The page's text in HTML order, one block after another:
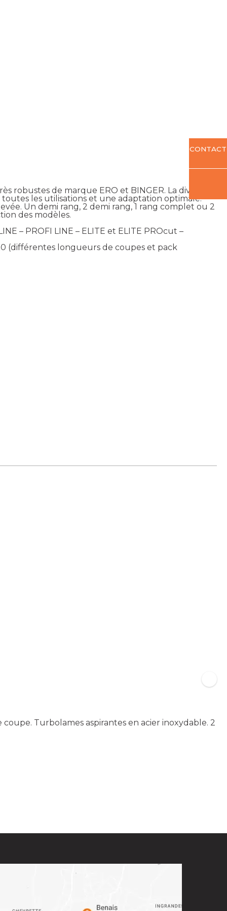
robustes de marque ERO et BINGER. La diversité
les utilisations et une adaptation optimale.
Un demi rang, 2 demi rang, 1 rang complet ou 2
des modèles.
– PROFI LINE – ELITE et ELITE PROcut –
(différentes longueurs de coupes et pack
Turbolames aspirantes en acier inoxydable. 2
CONTACT